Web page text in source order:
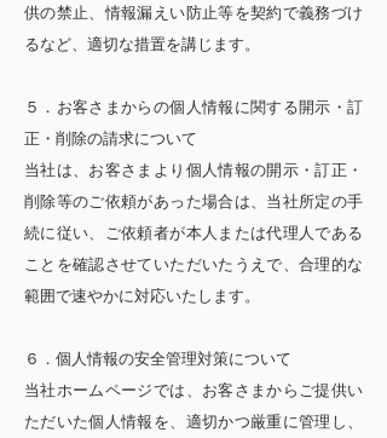
供の禁止、情報漏えい防止等を契約で義務づけ
るなど、適切な措置を講じます。
５．お客さまからの個人情報に関する開示・訂
正・削除の請求について
当社は、お客さまより個人情報の開示・訂正・
削除等のご依頼があった場合は、当社所定の手
続に従い、ご依頼者が本人または代理人である
ことを確認させていただいたうえで、合理的な
範囲で速やかに対応いたします。
６．個人情報の安全管理対策について
当社ホームページでは、お客さまからご提供い
ただいた個人情報を、適切かつ厳重に管理し、